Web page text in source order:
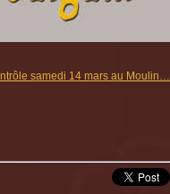
samedi 14 mars au Moulin…